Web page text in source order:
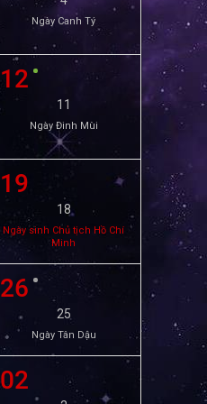
Ngày Canh Tý
12
11
Ngày Đinh Mùi
19
18
Ngày sinh Chủ tịch Hồ Chí
Minh
26
25
Ngày Tân Dậu
02